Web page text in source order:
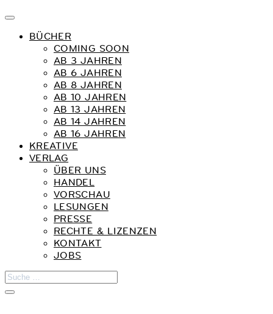
BÜCHER
COMING SOON
AB 3 JAHREN
AB 6 JAHREN
AB 8 JAHREN
AB 10 JAHREN
AB 13 JAHREN
AB 14 JAHREN
AB 16 JAHREN
KREATIVE
VERLAG
ÜBER UNS
HANDEL
VORSCHAU
LESUNGEN
PRESSE
RECHTE & LIZENZEN
KONTAKT
JOBS